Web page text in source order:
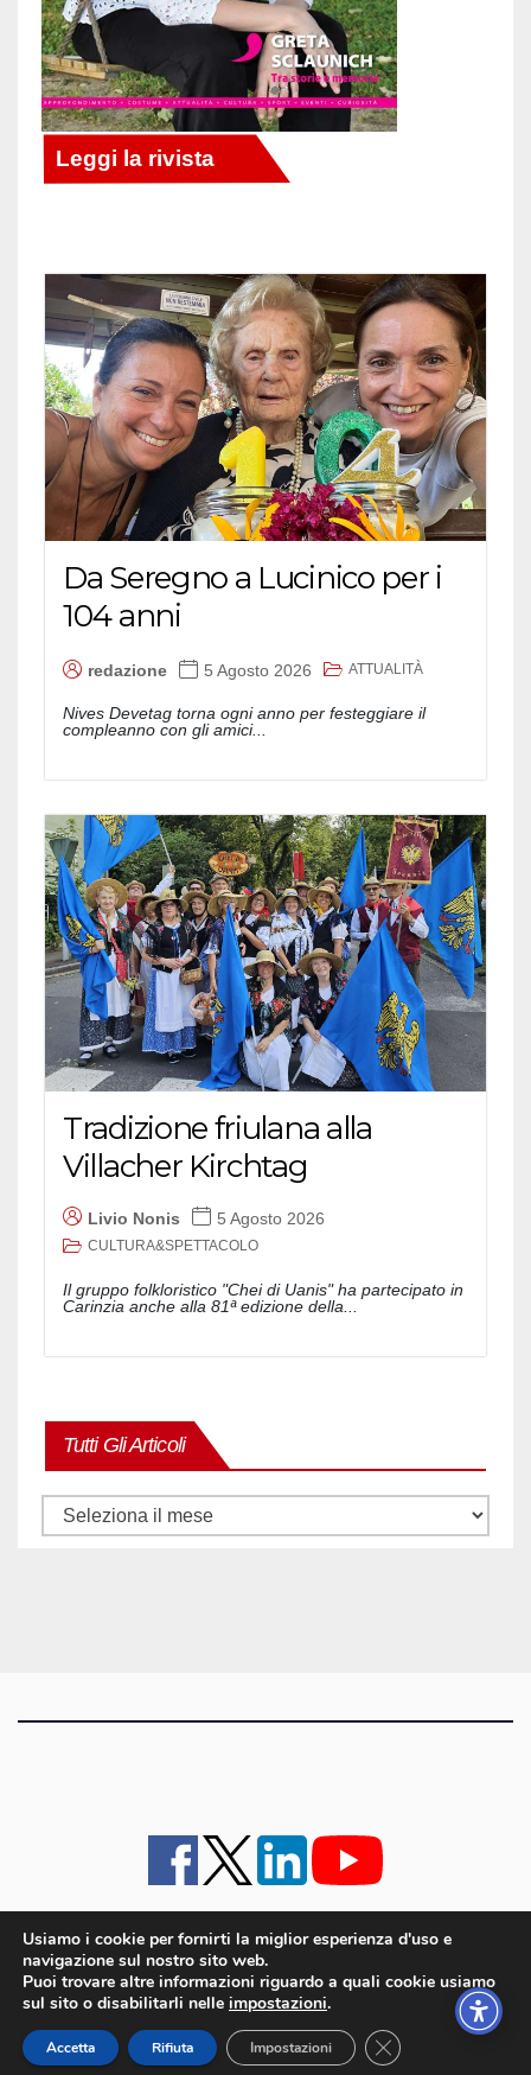
Da Seregno a Lucinico per i
104 anni
redazione 5 Agosto 2026 ATTUALITÀ
Nives Devetag torna ogni anno per festeggiare il
compleanno con gli amici...
Tradizione friulana alla
Villacher Kirchtag
Livio Nonis 5 Agosto 2026
CULTURA&SPETTACOLO
Il gruppo folkloristico "Chei di Uanis" ha partecipato in
Carinzia anche alla 81ª edizione della...
Tutti Gli Articoli
Tutti
iMagazine · contatti e staff · lavora con noi
Cookie policy UE
iMagazine è un marchio di proprietà di Goliardica Editrice redazione in via Aquileia 64a,
Bagnaria Arsa (UD) - P.iva 00559050315
© 2006 - 2026 Goliardica Editrice
Usiamo i cookie per fornirti la miglior esperienza d'uso e
navigazione sul nostro sito web.
Puoi trovare altre informazioni riguardo a quali cookie usiamo
sul sito o disabilitarli nelle impostazioni.
Accetta Rifiuta Impostazioni Close GDPR